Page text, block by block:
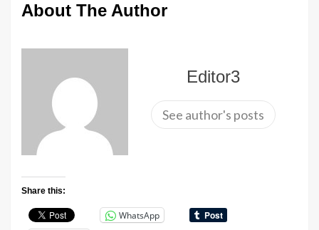
About The Author
Editor3
See author's posts
Share this:
WhatsApp